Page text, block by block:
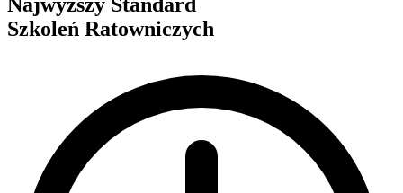
Najwyższy Standard
Szkoleń Ratowniczych